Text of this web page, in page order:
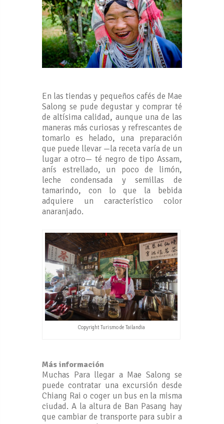
En las tiendas y pequeños cafés de Mae
Salong se pude degustar y comprar té
de altísima calidad, aunque una de las
maneras más curiosas y refrescantes de
tomarlo es helado, una preparación
que puede llevar —la receta varía de un
lugar a otro— té negro de tipo Assam,
anís estrellado, un poco de limón,
leche condensada y semillas de
tamarindo, con lo que la bebida
adquiere un característico color
anaranjado.
Copyright Turismo de Tailandia
Más información
Muchas Para llegar a Mae Salong se
puede contratar una excursión desde
Chiang Rai o coger un bus en la misma
ciudad. A la altura de Ban Pasang hay
que cambiar de transporte para subir a